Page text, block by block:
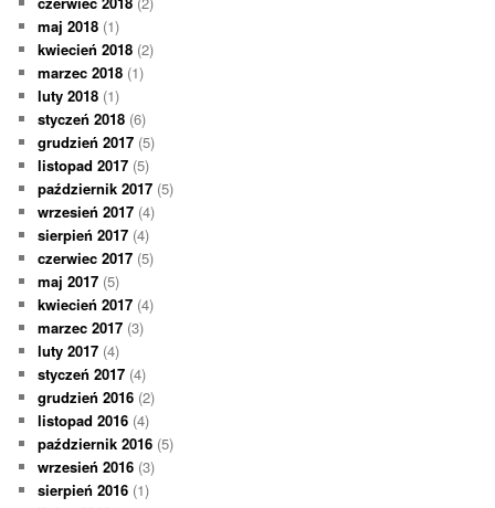
maj 2018 (1)
kwiecień 2018 (2)
marzec 2018 (1)
luty 2018 (1)
styczeń 2018 (6)
grudzień 2017 (5)
listopad 2017 (5)
październik 2017 (5)
wrzesień 2017 (4)
sierpień 2017 (4)
czerwiec 2017 (5)
maj 2017 (5)
kwiecień 2017 (4)
marzec 2017 (3)
luty 2017 (4)
styczeń 2017 (4)
grudzień 2016 (2)
listopad 2016 (4)
październik 2016 (5)
wrzesień 2016 (3)
sierpień 2016 (1)